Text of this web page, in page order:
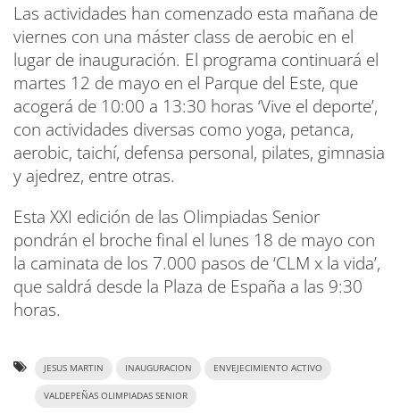
Las actividades han comenzado esta mañana de
viernes con una máster class de aerobic en el
lugar de inauguración. El programa continuará el
martes 12 de mayo en el Parque del Este, que
acogerá de 10:00 a 13:30 horas ‘Vive el deporte’,
con actividades diversas como yoga, petanca,
aerobic, taichí, defensa personal, pilates, gimnasia
y ajedrez, entre otras.
Esta XXI edición de las Olimpiadas Senior
pondrán el broche final el lunes 18 de mayo con
la caminata de los 7.000 pasos de ‘CLM x la vida’,
que saldrá desde la Plaza de España a las 9:30
horas.
JESUS MARTIN INAUGURACION ENVEJECIMIENTO ACTIVO
VALDEPEÑAS OLIMPIADAS SENIOR